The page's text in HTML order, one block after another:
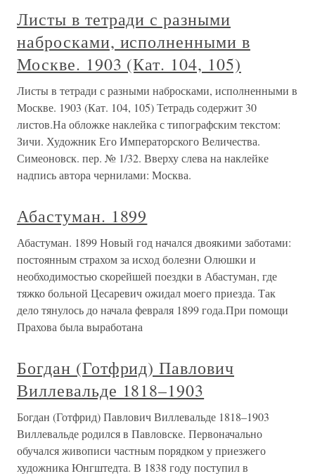
Листы в тетради с разными
набросками, исполненными в
Москве. 1903 (Кат. 104, 105)
Листы в тетради с разными набросками, исполненными в
Москве. 1903 (Кат. 104, 105) Тетрадь содержит 30
листов.На обложке наклейка с типографским текстом:
Зичи. Художник Его Императорского Величества.
Симеоновск. пер. № 1/32. Вверху слева на наклейке
надпись автора чернилами: Москва.
Абастуман. 1899
Абастуман. 1899 Новый год начался двоякими заботами:
постоянным страхом за исход болезни Олюшки и
необходимостью скорейшей поездки в Абастуман, где
тяжко больной Цесаревич ожидал моего приезда. Так
дело тянулось до начала февраля 1899 года.При помощи
Прахова была выработана
Богдан (Готфрид) Павлович
Виллевальде 1818–1903
Богдан (Готфрид) Павлович Виллевальде 1818–1903
Виллевальде родился в Павловске. Первоначально
обучался живописи частным порядком у приезжего
художника Юнгштедта. В 1838 году поступил в